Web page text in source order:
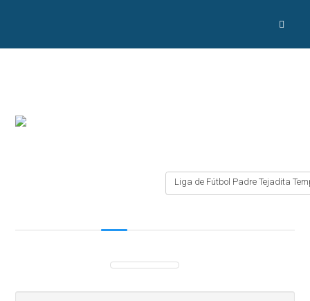
Liga de Fútbol Padre Tejadita